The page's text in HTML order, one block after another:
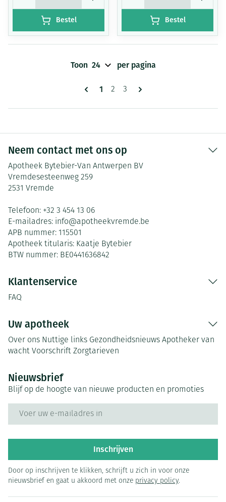
Bestel Bestel
Pagina's
U lees momenteel pagina
1 Pagina
2 Pagina
3
Toon per pagina
Neem contact met ons op
Apotheek Bytebier-Van Antwerpen BV
Vremdesesteenweg 259
2531 Vremde
Telefoon: +32 3 454 13 06
E-mailadres: info@apotheekvremde.be
APB nummer: 115501
Apotheek titularis: Kaatje Bytebier
BTW nummer: BE0441636842
Klantenservice
FAQ
Uw apotheek
Over ons Nuttige links Gezondheidsnieuws Apotheker van
wacht Voorschrift Zorgtarieven
Nieuwsbrief
Blijf op de hoogte van nieuwe producten en promoties
Inschrijven
Door op inschrijven te klikken, schrijft u zich in voor onze
nieuwsbrief en gaat u akkoord met onze privacy policy.